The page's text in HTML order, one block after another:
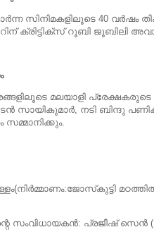
സിനിമകളിലൂടെ 40 വര്‍ഷം
ക്രിട്ടിക്സ് റൂബി ജൂബിലി
മലയാളി
സായികുമാര്‍, നടി ബിന്ദു
സമ്മാനിക്കും.
സംവിധായകന്‍: പ്രജീഷ് സെന്‍